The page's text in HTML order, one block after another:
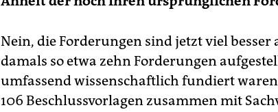
Nein, die Forderungen sind jetzt viel
damals so etwa zehn Forderungen
umfassend wissenschaftlich fundiert
106 Beschlussvorlagen zusammen mit